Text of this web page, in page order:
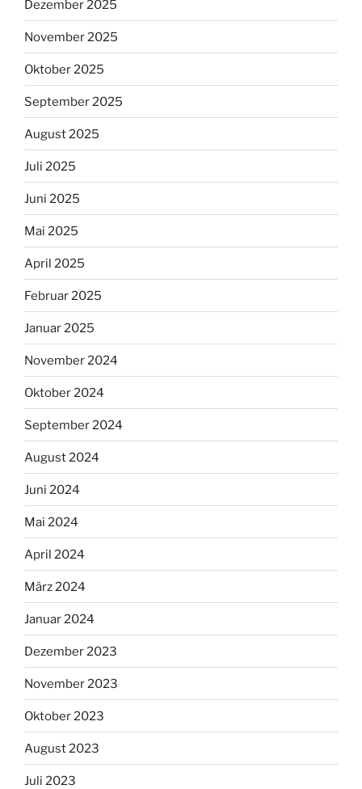
Dezember 2025
November 2025
Oktober 2025
September 2025
August 2025
Juli 2025
Juni 2025
Mai 2025
April 2025
Februar 2025
Januar 2025
November 2024
Oktober 2024
September 2024
August 2024
Juni 2024
Mai 2024
April 2024
März 2024
Januar 2024
Dezember 2023
November 2023
Oktober 2023
August 2023
Juli 2023